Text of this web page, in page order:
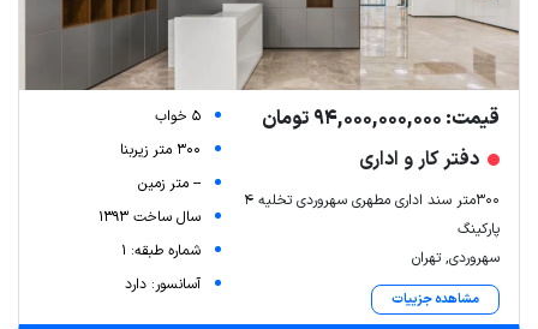
قیمت: 94,000,000,000 تومان
دفتر کار و اداری
300متر سند اداری مطهری سهروردی تخلیه 4
پارکینگ
سهروردی, تهران
مشاهده جزییات
5 خواب
300 متر زیربنا
-- متر زمین
سال ساخت 1393
شماره طبقه: 1
آسانسور: دارد